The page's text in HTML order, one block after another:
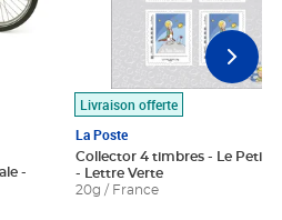
Livraison offerte
La Poste
Collector 4 timbres - Le Petit
- Lettre Verte
20g / France